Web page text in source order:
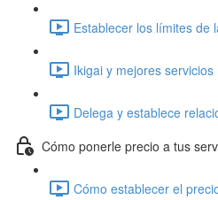
Establecer los límites de
Ikigai y mejores servicios
Delega y establece
Cómo ponerle precio a tus
Cómo establecer el